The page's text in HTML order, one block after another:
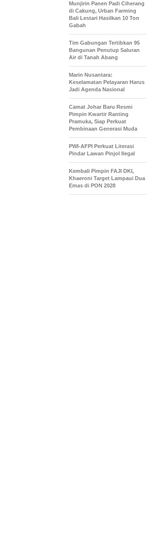
Munjirin Panen Padi Ciherang
di Cakung, Urban Farming
Bali Lestari Hasilkan 10 Ton
Gabah
Tim Gabungan Tertibkan 95
Bangunan Penutup Saluran
Air di Tanah Abang
Marin Nusantara:
Keselamatan Pelayaran Harus
Jadi Agenda Nasional
Camat Johar Baru Resmi
Pimpin Kwartir Ranting
Pramuka, Siap Perkuat
Pembinaan Generasi Muda
PWI-AFPI Perkuat Literasi
Pindar Lawan Pinjol Ilegal
Kembali Pimpin FAJI DKI,
Khaeroni Target Lampaui Dua
Emas di PON 2028